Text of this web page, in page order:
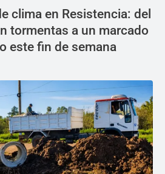
clima en Resistencia: del
tormentas a un marcado
este fin de semana